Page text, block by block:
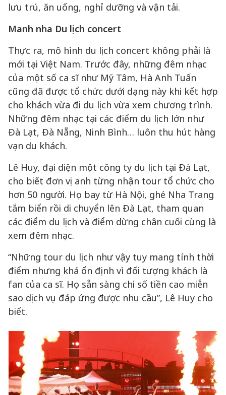
lưu trú, ăn uống, nghỉ dưỡng và vận tải.
Manh nha Du lịch concert
Thực ra, mô hình du lịch concert không phải là
mới tại Việt Nam. Trước đây, những đêm nhạc
của một số ca sĩ như Mỹ Tâm, Hà Anh Tuấn
cũng đã được tổ chức dưới dạng này khi kết hợp
cho khách vừa đi du lịch vừa xem chương trình.
Những đêm nhạc tại các điểm du lịch lớn như
Đà Lạt, Đà Nẵng, Ninh Bình… luôn thu hút hàng
vạn du khách.
Lê Huy, đại diện một công ty du lịch tại Đà Lạt,
cho biết đơn vị anh từng nhận tour tổ chức cho
hơn 50 người. Họ bay từ Hà Nội, ghé Nha Trang
tắm biển rồi di chuyển lên Đà Lạt, tham quan
các điểm du lịch và điểm dừng chân cuối cùng là
xem đêm nhạc.
“Những tour du lịch như vậy tuy mang tính thời
điểm nhưng khá ổn định vì đối tượng khách là
fan của ca sĩ. Họ sẵn sàng chi số tiền cao miễn
sao dịch vụ đáp ứng được nhu cầu”, Lê Huy cho
biết.